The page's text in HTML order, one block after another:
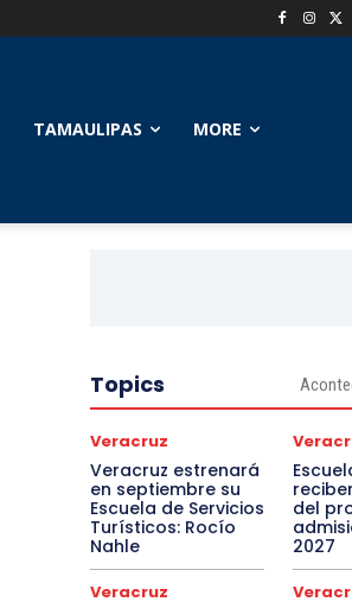
TAMAULIPAS MORE
Topics
Veracruz
Veracruz estrenará
en septiembre su
Escuela de Servicios
Turísticos: Rocío
Nahle
del
2027
Veracruz